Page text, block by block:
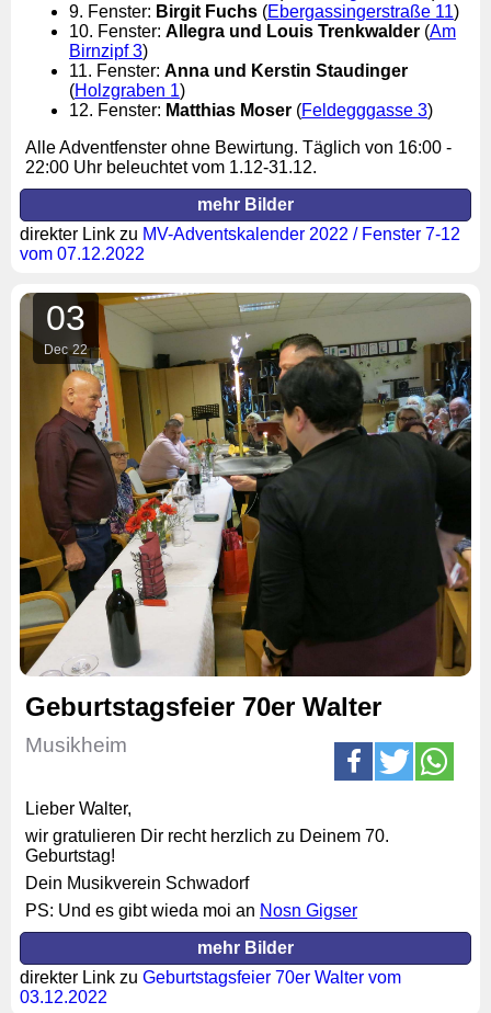
9. Fenster: Birgit Fuchs (Ebergassingerstraße 11)
10. Fenster: Allegra und Louis Trenkwalder (Am
Birnzipf 3)
11. Fenster: Anna und Kerstin Staudinger
(Holzgraben 1)
12. Fenster: Matthias Moser (Feldegggasse 3)
Alle Adventfenster ohne Bewirtung. Täglich von 16:00 -
22:00 Uhr beleuchtet vom 1.12-31.12.
mehr Bilder
direkter Link zu MV-Adventskalender 2022 / Fenster 7-12
vom 07.12.2022
03
Dec 22
Geburtstagsfeier 70er Walter
Musikheim
Lieber Walter,
wir gratulieren Dir recht herzlich zu Deinem 70.
Geburtstag!
Dein Musikverein Schwadorf
PS: Und es gibt wieda moi an Nosn Gigser
mehr Bilder
direkter Link zu Geburtstagsfeier 70er Walter vom
03.12.2022